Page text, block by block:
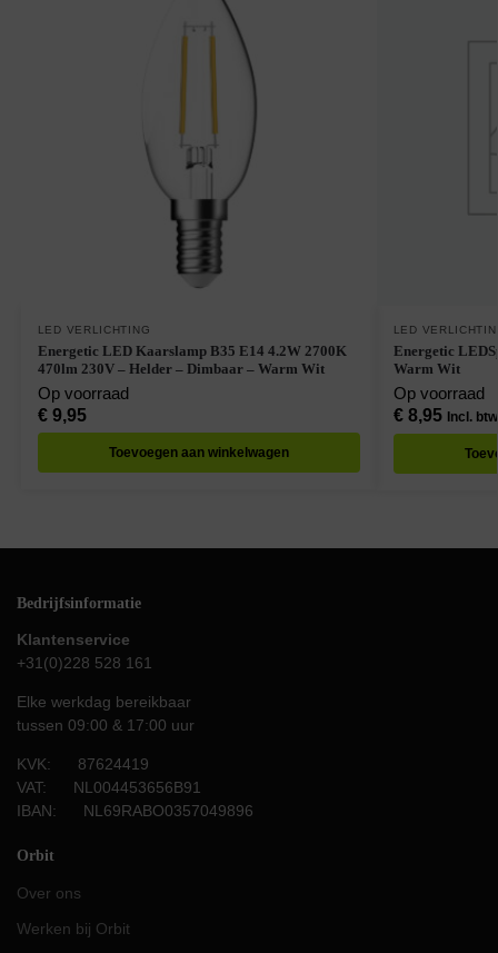
LED VERLICHTING
Energetic LED Kaarslamp B35 E14 4.2W 2700K
470lm 230V – Helder – Dimbaar – Warm Wit
Op voorraad
€9,95
Toevoegen aan winkelwagen
LED
Energetic
Warm Wit
Op voorraad
€8,95 Incl. btw
Bedrijfsinformatie
Klantenservice
+31(0)228 528 161
Elke werkdag bereikbaar
tussen 09:00 & 17:00 uur
KVK: 87624419
VAT: NL004453656B91
IBAN: NL69RABO0357049896
Orbit
Over ons
Werken bij Orbit